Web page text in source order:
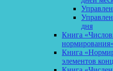
дня
Книга
нормирования»
Книга
элементов